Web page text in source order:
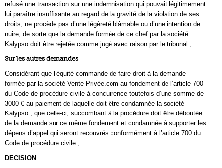
refusé une transaction sur une indemnisation qui pouvait légitimement
lui paraître insuffisante au regard de la gravité de la violation de ses
droits, ne procède pas d’une légèreté blâmable ou d’une intention de
nuire, de sorte que la demande formée de ce chef par la société
Kalypso doit être rejetée comme jugé avec raison par le tribunal ;
Sur les autres demandes
Considérant que l’équité commande de faire droit à la demande
formée par la société Vente Privée.com au fondement de l’article 700
du Code de procédure civile à concurrence toutefois d’une somme de
3000 € au paiement de laquelle doit être condamnée la société
Kalypso ; que celle-ci, succombant à la procédure doit être déboutée
de la demande sur ce même fondement et condamnée à supporter les
dépens d’appel qui seront recouvrés conformément à l’article 700 du
Code de procédure civile ;
DECISION